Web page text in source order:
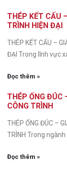
THÉP KẾT CẤU
TRÌNH HIỆN ĐẠI
THÉP KẾT CẤU –
ĐẠI Trong lĩnh vực
Đọc thêm »
THÉP ỐNG ĐÚC
CÔNG TRÌNH
THÉP ỐNG ĐÚC –
TRÌNH Trong
Đọc thêm »